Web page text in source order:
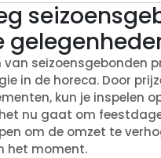
van seizoensgebonden
in de horeca. Door
kun je inspelen
nu gaat om
om de omzet te
het moment.